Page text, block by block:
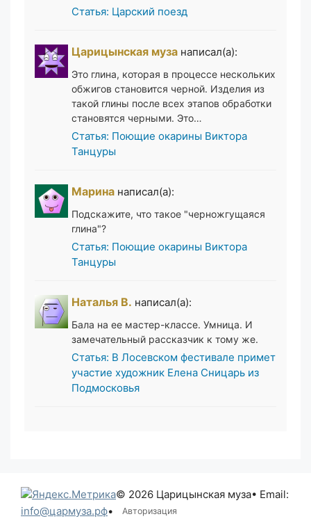
Статья: Царский поезд
Царицынская муза написал(а):
Это глина, которая в процессе нескольких
обжигов становится черной. Изделия из
такой глины после всех этапов обработки
становятся черными. Это…
Статья: Поющие окарины Виктора
Танцуры
Марина написал(а):
Подскажите, что такое "черножгущаяся
глина"?
Статья: Поющие окарины Виктора
Танцуры
Наталья В. написал(а):
Бала на ее мастер-классе. Умница. И
замечательный рассказчик к тому же.
Статья: В Лосевском фестивале примет
участие художник Елена Сницарь из
Подмосковья
© 2026 Царицынская муза• Email:
info@цармуза.рф• Авторизация